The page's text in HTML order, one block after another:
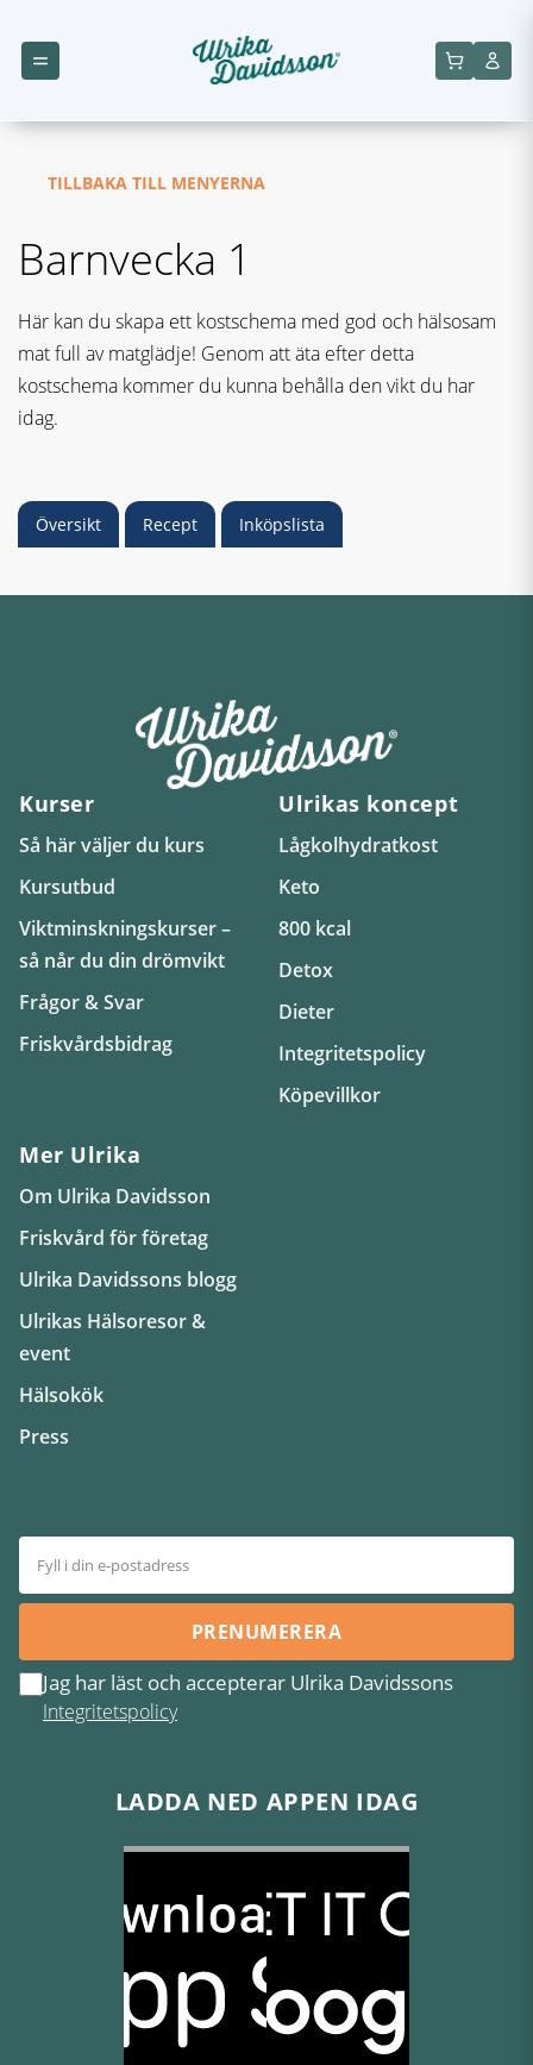
TILLBAKA TILL MENYERNA
Barnvecka 1
Här kan du skapa ett kostschema med god och hälsosam
mat full av matglädje! Genom att äta efter detta
kostschema kommer du kunna behålla den vikt du har
idag.
Översikt Recept Inköpslista
Kurser
Så här väljer du kurs
Kursutbud
Viktminskningskurser –
så når du din drömvikt
Frågor & Svar
Friskvårdsbidrag
Ulrikas koncept
Lågkolhydratkost
Keto
800 kcal
Detox
Dieter
Integritetspolicy
Köpevillkor
Mer Ulrika
Om Ulrika Davidsson
Friskvård för företag
Ulrika Davidssons blogg
Ulrikas Hälsoresor &
event
Hälsokök
Press
PRENUMERERA
Jag har läst och accepterar Ulrika Davidssons
Integritetspolicy
LADDA NED APPEN IDAG